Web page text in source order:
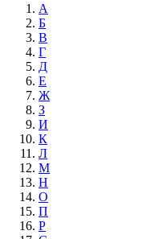
А
Б
В
Г
Д
Е
Ж
З
И
К
Л
М
Н
О
П
Р